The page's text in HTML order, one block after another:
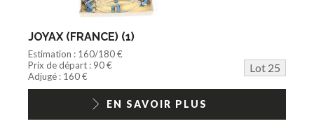
JOYAX (FRANCE) (1)
Estimation : 160/180 €
Prix de départ : 90 €
Lot 25
Adjugé : 160 €
EN SAVOIR PLUS